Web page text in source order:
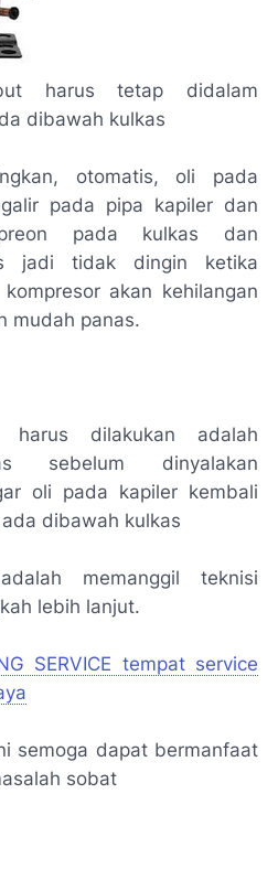
harus tetap didalam
dibawah kulkas
otomatis, oli pada
pada pipa kapiler dan
pada kulkas dan
jadi tidak dingin ketika
akan kehilangan
mudah panas.
dilakukan adalah
sebelum dinyalakan
oli pada kapiler kembali
dibawah kulkas
memanggil teknisi
lebih lanjut.
SERVICE tempat service
semoga dapat bermanfaat
sobat